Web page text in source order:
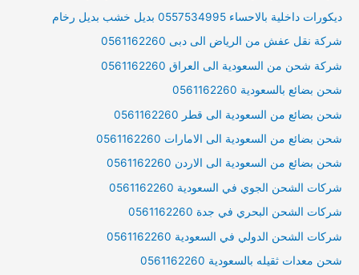
ديكورات داخلية بالاحساء 0557534995 بديل خشب بديل رخام
شركة نقل عفش من الرياض الى دبى 0561162260
شركة شحن من السعودية الى العراق 0561162260
شحن بضائع بالسعودية 0561162260
شحن بضائع من السعودية الى قطر 0561162260
شحن بضائع من السعودية الى الامارات 0561162260
شحن بضائع من السعودية الى الاردن 0561162260
شركات الشحن الجوي في السعودية 0561162260
شركات الشحن البحري في جدة 0561162260
شركات الشحن الدولي في السعودية 0561162260
شحن معدات ثقيله بالسعودية 0561162260